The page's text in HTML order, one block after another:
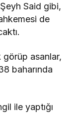
Şeyh Said gibi,
de
görüp asanlar,
baharında
ile yaptığı